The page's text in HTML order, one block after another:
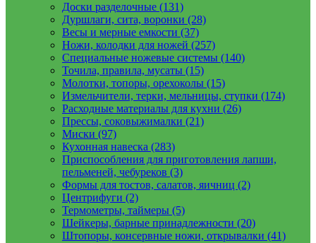
Доски разделочные (131)
Дуршлаги, сита, воронки (28)
Весы и мерные емкости (37)
Ножи, колодки для ножей (257)
Специальные ножевые системы (140)
Точила, правила, мусаты (15)
Молотки, топоры, орехоколы (15)
Измельчители, терки, мельницы, ступки (174)
Расходные материалы для кухни (26)
Прессы, соковыжималки (21)
Миски (97)
Кухонная навеска (283)
Приспособления для приготовления лапши,
пельменей, чебуреков (3)
Формы для тостов, салатов, яичниц (2)
Центрифуги (2)
Термометры, таймеры (5)
Шейкеры, барные принадлежности (20)
Штопоры, консервные ножи, открывалки (41)